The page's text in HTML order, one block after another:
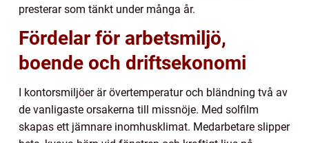
presterar som tänkt under många år.
Fördelar för arbetsmiljö,
boende och driftsekonomi
I kontorsmiljöer är övertemperatur och bländning två av
de vanligaste orsakerna till missnöje. Med solfilm
skapas ett jämnare inomhusklimat. Medarbetare slipper